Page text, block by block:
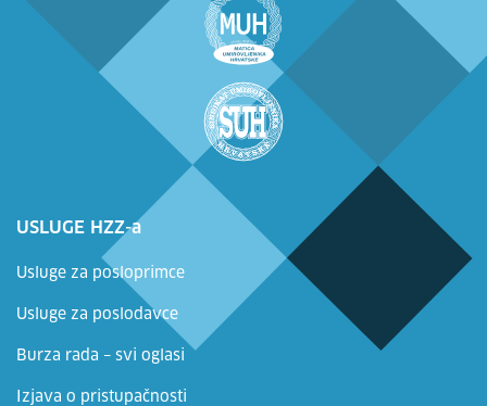
USLUGE HZZ-a
Usluge za posloprimce
Usluge za poslodavce
Burza rada – svi oglasi
Izjava o pristupačnosti